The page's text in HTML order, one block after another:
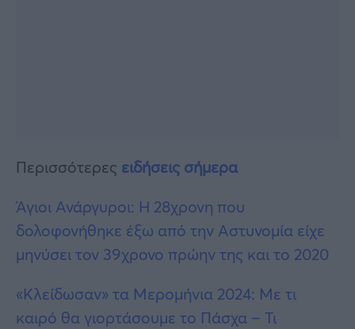
Περισσότερες ειδήσεις σήμερα
Άγιοι Ανάργυροι: Η 28χρονη που
δολοφονήθηκε έξω από την Αστυνομία είχε
μηνύσει τον 39χρονο πρώην της και το 2020
«Κλείδωσαν» τα Μερομήνια 2024: Με τι
καιρό θα γιορτάσουμε το Πάσχα – Τι